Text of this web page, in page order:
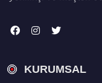
KURUMSAL